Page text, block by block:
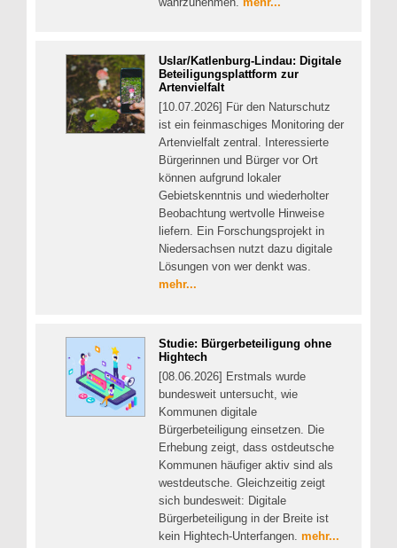
Uslar/Katlenburg-Lindau: Digitale
Beteiligungsplattform zur
Artenvielfalt
[10.07.2026] Für den Naturschutz
ist ein feinmaschiges Monitoring der
Artenvielfalt zentral. Interessierte
Bürgerinnen und Bürger vor Ort
können aufgrund lokaler
Gebietskenntnis und wiederholter
Beobachtung wertvolle Hinweise
liefern. Ein Forschungsprojekt in
Niedersachsen nutzt dazu digitale
Lösungen von wer denkt was.
mehr...
Studie: Bürgerbeteiligung ohne
Hightech
[08.06.2026] Erstmals wurde
bundesweit untersucht, wie
Kommunen digitale
Bürgerbeteiligung einsetzen. Die
Erhebung zeigt, dass ostdeutsche
Kommunen häufiger aktiv sind als
westdeutsche. Gleichzeitig zeigt
sich bundesweit: Digitale
Bürgerbeteiligung in der Breite ist
kein Hightech-Unterfangen. mehr...